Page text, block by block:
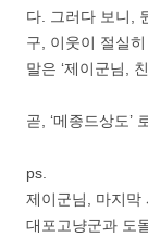
다. 그러다 보니,
구, 이웃이 절실
말은 ‘제이군님,
곧, ‘메종드상도’
ps.
제이군님, 마지막
대포고냥군과 도